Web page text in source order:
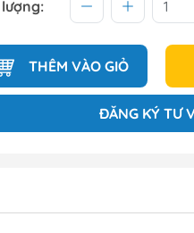
THÊM VÀO GIỎ
ĐĂNG KÝ TƯ